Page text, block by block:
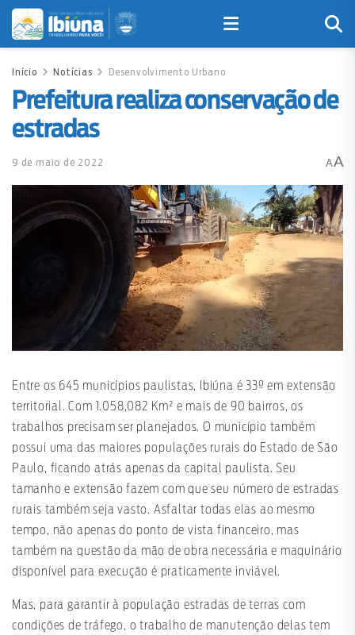
Início Notícias Desenvolvimento Urbano
Prefeitura realiza conservação de
estradas
9 de maio de 2022 AA
Entre os 645 municípios paulistas, Ibiúna é 33º em extensão
territorial. Com 1.058,082 Km² e mais de 90 bairros, os
trabalhos precisam ser planejados. O município também
possui uma das maiores populações rurais do Estado de São
Paulo, ficando atrás apenas da capital paulista. Seu
tamanho e extensão fazem com que seu número de estradas
rurais também seja vasto. Asfaltar todas elas ao mesmo
tempo, não apenas do ponto de vista financeiro, mas
também na questão da mão de obra necessária e maquinário
disponível para execução é praticamente inviável.
Mas, para garantir à população estradas de terras com
condições de tráfego, o trabalho de manutenção delas tem